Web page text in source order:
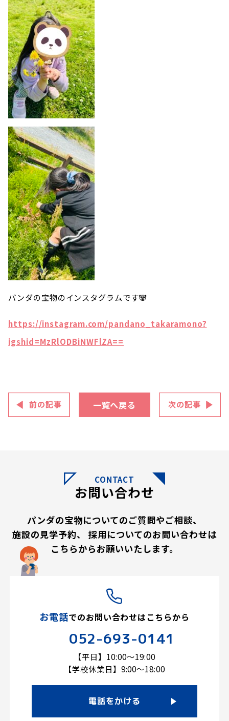
パンダの宝物のインスタグラムです🐼
https://instagram.com/pandano_takaramono?
igshid=MzRlODBiNWFlZA==
一覧へ戻る
CONTACT
お問い合わせ
パンダの宝物についてのご質問やご相談、
施設の見学予約、
採用についてのお問い合わせは
こちらからお願いいたします。
お電話でのお問い合わせはこちらから
052-693-0141
【平日】10:00～19:00
【学校休業日】9:00～18:00
電話をかける